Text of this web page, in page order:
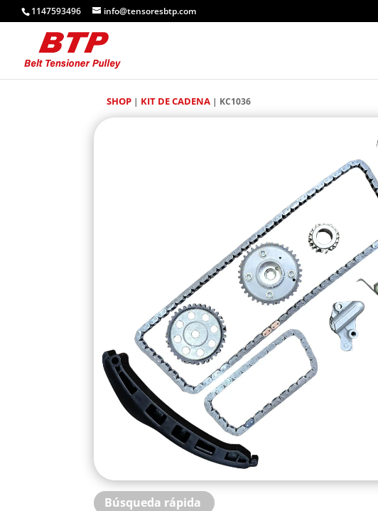
1147593496 info@tensoresbtp.com
SHOP | KIT DE CADENA | KC1036
Búsqueda rápida